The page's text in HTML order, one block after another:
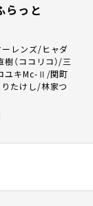
らっと
ーレンズ/ヒャダ
（ココリコ）/三
ユキMc-Ⅱ/関町
りたけし/林家つ